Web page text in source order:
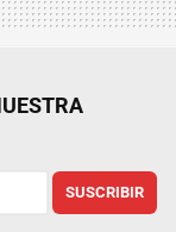
SUSCRIBIR